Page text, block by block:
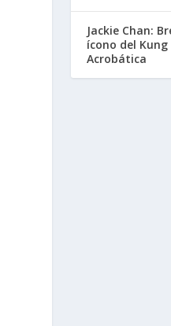
Jackie Chan:
ícono del Kung
Acrobática